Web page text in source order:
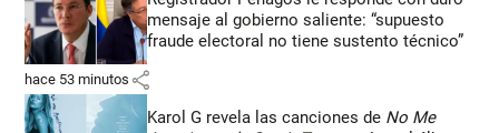
mensaje al gobierno saliente: “supuesto
fraude electoral no tiene sustento técnico”
hace 53 minutos share
Karol G revela las canciones de No Me